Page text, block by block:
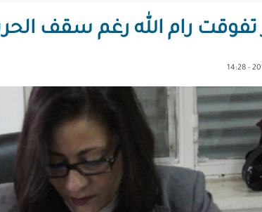
تفوقت رام الله رغم سقف